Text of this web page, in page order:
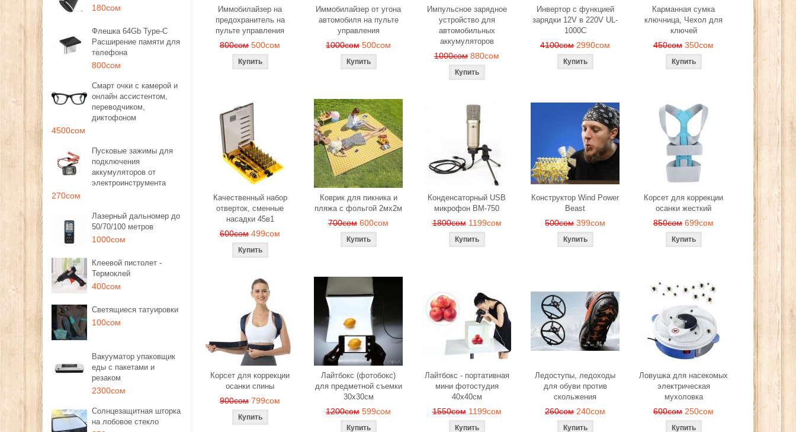
180сом
Флешка 64Gb Type-C
Расширение памяти для
телефона
800сом
Смарт очки с камерой и
онлайн ассистентом,
переводчиком,
диктофоном
4500сом
Пусковые зажимы для
подключения
аккумуляторов от
электроинструмента
270сом
Лазерный дальномер до
50/70/100 метров
1000сом
Клеевой пистолет -
Термоклей
400сом
Светящиеся татуировки
100сом
Вакууматор упаковщик
еды с пакетами и
резаком
2300сом
Солнцезащитная шторка
на лобовое стекло
Иммобилайзер на
предохранитель на
пульте управления
800сом 500сом
Иммобилайзер от угона
автомобиля на пульте
управления
1000сом 500сом
Импульсное зарядное
устройство для
автомобильных
аккумуляторов
1000сом 880сом
Инвертор с функцией
зарядки 12V в 220V UL-
1000C
4100сом 2990сом
Карманная сумка
ключница, Чехол для
ключей
450сом 350сом
Качественный набор
отверток, сменные
насадки 45в1
600сом 499сом
Коврик для пикника и
пляжа с фольгой 2мх2м
700сом 600сом
Конденсаторный USB
микрофон BM-750
1800сом 1199сом
Конструктор Wind Power
Beast
500сом 399сом
Корсет для коррекции
осанки жесткий
850сом 699сом
Корсет для коррекции
осанки спины
900сом 799сом
Лайтбокс (фотобокс)
для предметной съемки
30x30см
1200сом 599сом
Лайтбокс - портативная
мини фотостудия
40x40см
1550сом 1199сом
Ледоступы, ледоходы
для обуви против
скольжения
260сом 240сом
Ловушка для насекомых
электрическая
мухоловка
600сом 250сом